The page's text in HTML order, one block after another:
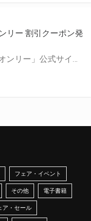
リー 割引クーポン発
「とらのあなWEBオンリー」公式サイトでとらのあな通販の「割引クーポン」を配布中！ イベントごとに開催当日限定で使える割引クーポンのシリアルコードを発行します。 とらのあなWEBオンリーのページをチェックして、イベント当日にお得にお買い物を楽しみましょう♪ ※本キャンペーンは予告なく終了する場合がございます。 とらのあなWEBオンリーサイトはこちら
フェア・イベント
その他 電子書籍
ア・セール